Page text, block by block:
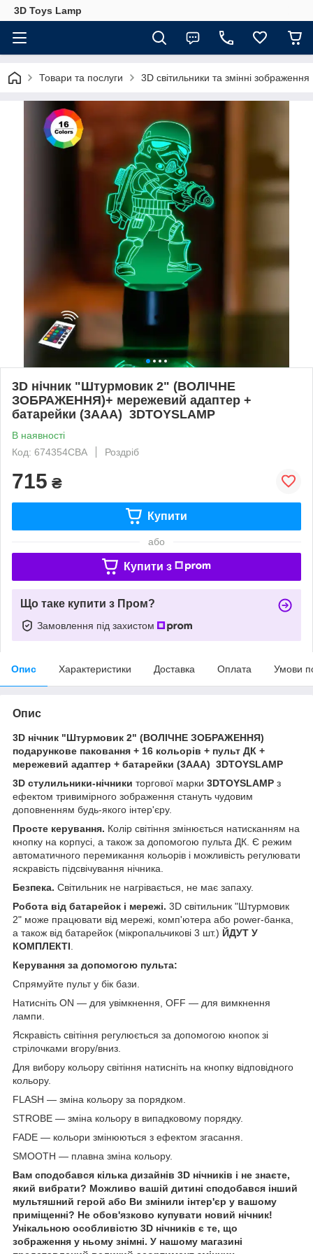
3D Toys Lamp
Товари та послуги 3D світильники та змінні зображення
3D нічник "Штурмовик 2" (ВОЛІЧНЕ
ЗОБРАЖЕННЯ)+ мережевий адаптер +
батарейки (3ААА) 3DTOYSLAMP
В наявності
Код: 674354СВА
Роздріб
715 ₴
Купити
або
Купити з
Що таке купити з Пром?
Замовлення під захистом
Опис Характеристики Доставка Оплата Умови
Опис
3D нічник "Штурмовик 2" (ВОЛІЧНЕ ЗОБРАЖЕННЯ)
подарункове паковання + 16 кольорів + пульт ДК +
мережевий адаптер + батарейки (3ААА) 3DTOYSLAMP
3D стулильники-нічники торгової марки 3DTOYSLAMP з
ефектом тривимірного зображення стануть чудовим
доповненням будь-якого інтер'єру.
Просте керування. Колір світіння змінюється натисканням на
кнопку на корпусі, а також за допомогою пульта ДК. Є режим
автоматичного перемикання кольорів і можливість регулювати
яскравість підсвічування нічника.
Безпека. Світильник не нагрівається, не має запаху.
Робота від батарейок і мережі. 3D світильник "Штурмовик
2" може працювати від мережі, комп'ютера або power-банка,
а також від батарейок (мікропальчикові 3 шт.) ЙДУТ У
КОМПЛЕКТІ
Керування за допомогою пульта:
Спрямуйте пульт у бік бази.
Натисніть ON — для увімкнення, OFF — для вимкнення
лампи.
Яскравість світіння регулюється за допомогою кнопок зі
стрілочками вгору/вниз.
Для вибору кольору світіння натисніть на кнопку відповідного
кольору.
FLASH — зміна кольору за порядком.
STROBE — зміна кольору в випадковому порядку.
FADE — кольори змінюються з ефектом згасання.
SMOOTH — плавна зміна кольору.
Вам сподобався кілька дизайнів 3D нічників і не знаєте,
який вибрати? Можливо вашій дитині сподобався інший
мультяшний герой або Ви змінили інтер'єр у вашому
приміщенні? Не обов'язково купувати новий нічник!
Унікальною особливістю 3D нічників є те, що
зображення у ньому знімні. У нашому магазині